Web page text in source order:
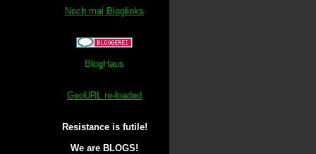
Noch mal Bloglinks
GeoURL re-loaded
Resistance is futile!
We are BLOGS!